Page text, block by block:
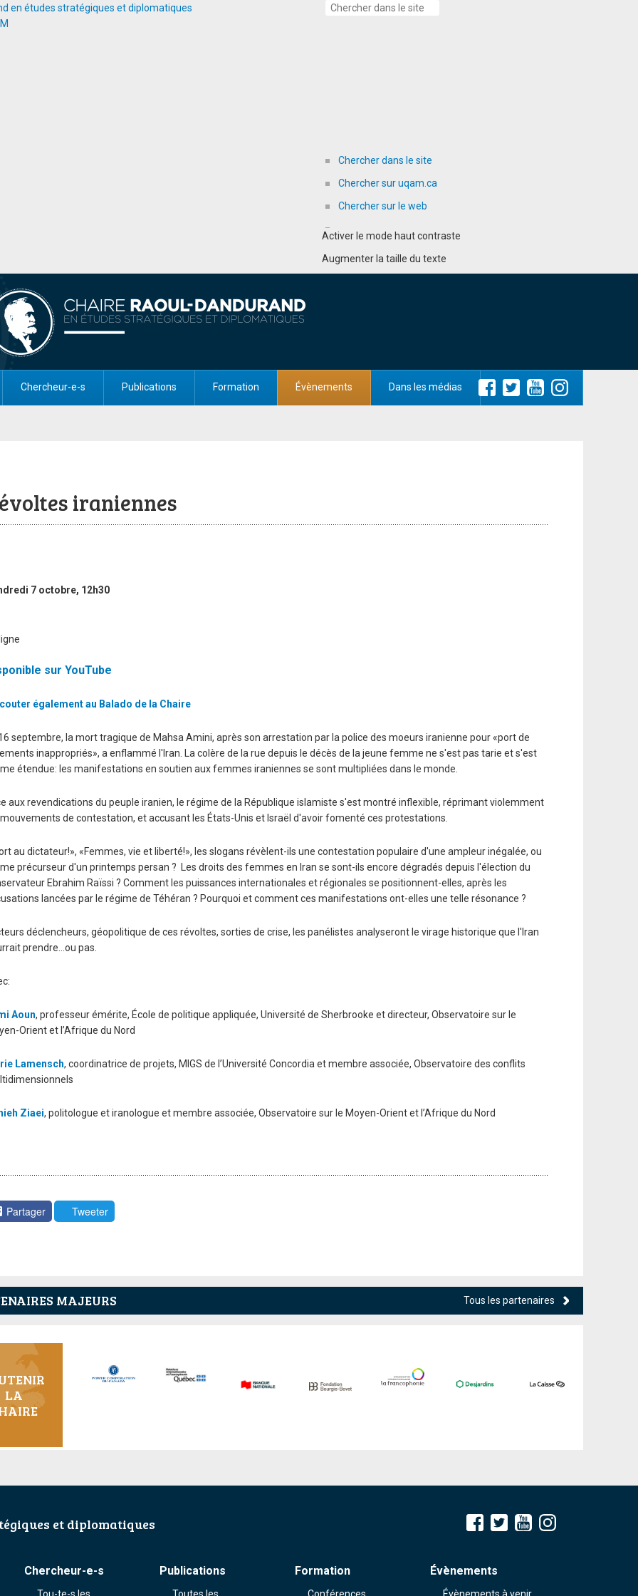
en études stratégiques et diplomatiques
Chercher dans le site
Chercher sur uqam.ca
Chercher sur le web
Activer le mode haut contraste
Augmenter la taille du texte
Chercheur-e-s Publications Formation Évènements Dans les médias
iraniennes
7 octobre, 12h30
sur YouTube
également au Balado de la Chaire
16 septembre, la mort tragique de Mahsa Amini, après son arrestation par la police des moeurs iranienne pour «port de
inappropriés», a enflammé l'Iran. La colère de la rue depuis le décès de la jeune femme ne s'est pas tarie et s'est
étendue: les manifestations en soutien aux femmes iraniennes se sont multipliées dans le monde.
aux revendications du peuple iranien, le régime de la République islamiste s'est montré inflexible, réprimant violemment
mouvements de contestation, et accusant les États-Unis et Israël d'avoir fomenté ces protestations.
au dictateur!», «Femmes, vie et liberté!», les slogans révèlent-ils une contestation populaire d'une ampleur inégalée, ou
précurseur d'un printemps persan ? Les droits des femmes en Iran se sont-ils encore dégradés depuis l'élection du
Ebrahim Raïssi ? Comment les puissances internationales et régionales se positionnent-elles, après les
lancées par le régime de Téhéran ? Pourquoi et comment ces manifestations ont-elles une telle résonance ?
déclencheurs, géopolitique de ces révoltes, sorties de crise, les panélistes analyseront le virage historique que l'Iran
prendre...ou pas.
Aoun, professeur émérite, École de politique appliquée, Université de Sherbrooke et directeur, Observatoire sur le
Orient et l’Afrique du Nord
Lamensch, coordinatrice de projets, MIGS de l’Université Concordia et membre associée, Observatoire des conflits
Ziaei, politologue et iranologue et membre associée, Observatoire sur le Moyen-Orient et l’Afrique du Nord
Partager Tweeter
MAJEURS Tous les partenaires
LA
et diplomatiques
Chercheur-e-s
Tou-te-s les
Publications
Toutes les
Formation
Conférences
Évènements
Évènements à venir